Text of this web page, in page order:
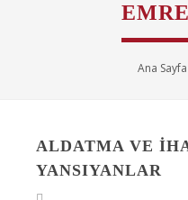
Ana Sayfa
ALDATMA VE
YANSIYANLAR